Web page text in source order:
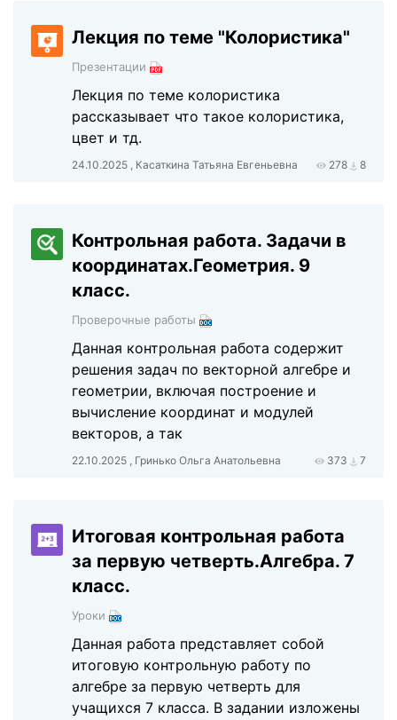
Лекция по теме "Колористика"
Презентации
Лекция по теме колористика
рассказывает что такое колористика,
цвет и тд.
24.10.2025 , Касаткина Татьяна Евгеньевна 278 8
Контрольная работа. Задачи в
координатах.Геометрия. 9
класс.
Проверочные работы
Данная контрольная работа содержит
решения задач по векторной алгебре и
геометрии, включая построение и
вычисление координат и модулей
векторов, а так
22.10.2025 , Гринько Ольга Анатольевна 373 7
Итоговая контрольная работа
за первую четверть.Алгебра. 7
класс.
Уроки
Данная работа представляет собой
итоговую контрольную работу по
алгебре за первую четверть для
учащихся 7 класса. В задании изложены